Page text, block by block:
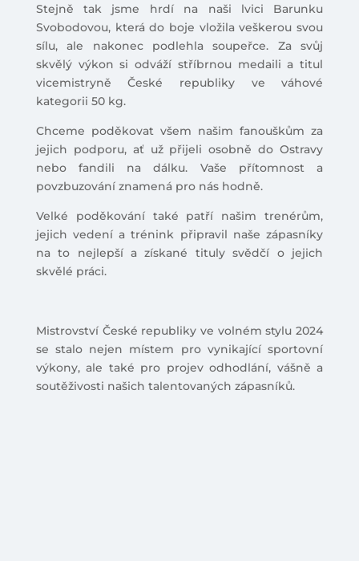
Stejně tak jsme hrdí na naši lvici Barunku
Svobodovou, která do boje vložila veškerou svou
sílu, ale nakonec podlehla soupeřce. Za svůj
skvělý výkon si odváží stříbrnou medaili a titul
vicemistryně České republiky ve váhové
kategorii 50 kg.
Chceme poděkovat všem našim fanouškům za
jejich podporu, ať už přijeli osobně do Ostravy
nebo fandili na dálku. Vaše přítomnost a
povzbuzování znamená pro nás hodně.
Velké poděkování také patří našim trenérům,
jejich vedení a trénink připravil naše zápasníky
na to nejlepší a získané tituly svědčí o jejich
skvělé práci.
Mistrovství České republiky ve volném stylu 2024
se stalo nejen místem pro vynikající sportovní
výkony, ale také pro projev odhodlání, vášně a
soutěživosti našich talentovaných zápasníků.